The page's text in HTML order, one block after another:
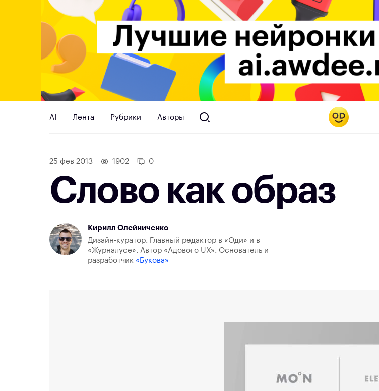
AI Лента Рубрики Авторы
25 фев 2013 1902 0
Слово как образ
Кирилл Олейниченко
Дизайн-куратор. Главный редактор в «Оди» и в
«Журналусе». Автор «Адового UX». Основатель и
разработчик «Букова»